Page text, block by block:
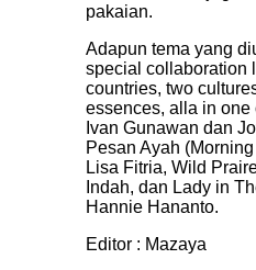
pakaian.
Adapun tema yang
special collaboration
countries, two
essences, alla in one
Ivan Gunawan dan
Pesan Ayah
Lisa Fitria, Wild
Indah, dan Lady in
Hannie Hananto.
Editor : Mazaya